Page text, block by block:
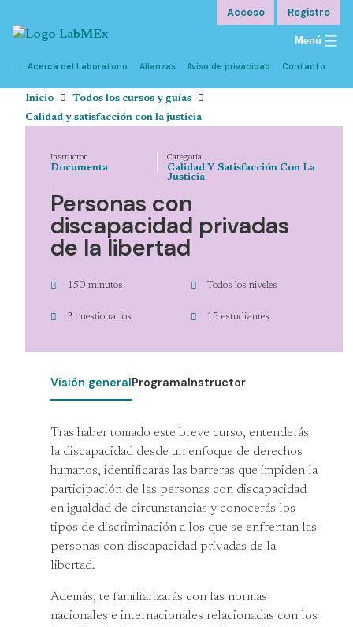
Acceso Registro
Menú
Acerca del Laboratorio Alianzas Aviso de privacidad Contacto
Inicio
Todos los cursos y guías
Calidad y satisfacción con la justicia
Instructor
Documenta
Categoría
Calidad Y Satisfacción Con La
Justicia
Personas con
discapacidad privadas
de la libertad
150 minutos Todos los niveles
3 cuestionarios 15 estudiantes
Visión generalProgramaInstructor
Tras haber tomado este breve curso, entenderás
la discapacidad desde un enfoque de derechos
humanos, identificarás las barreras que impiden la
participación de las personas con discapacidad
en igualdad de circunstancias y conocerás los
tipos de discriminación a los que se enfrentan las
personas con discapacidad privadas de la
libertad.
Además, te familiarizarás con las normas
nacionales e internacionales relacionadas con los